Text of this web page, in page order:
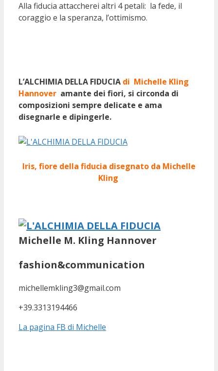
Alla fiducia attaccherei altri 4 petali: la fede, il
coraggio e la speranza, l’ottimismo.
L’ALCHIMIA DELLA FIDUCIA di Michelle Kling
Hannover amante dei fiori, si circonda di
composizioni sempre delicate e ama
disegnarle e dipingerle.
Iris, fiore della fiducia disegnato da Michelle
Kling
Michelle M. Kling Hannover
fashion&communication
michellemkling3@gmail.com
+39.3313194466
La pagina FB di Michelle